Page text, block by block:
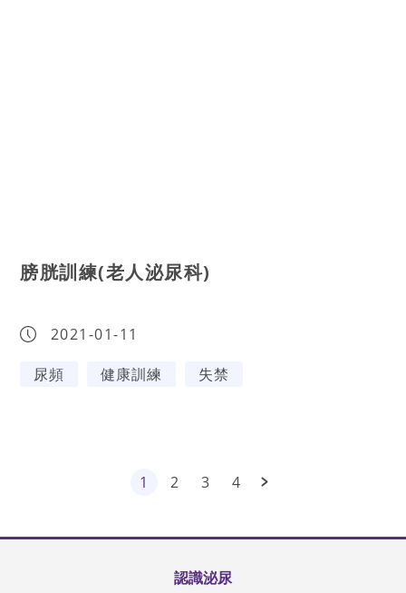
膀胱訓練(老人泌尿科)
2021-01-11
尿頻
健康訓練 失禁
1 2 3 4
認識泌尿